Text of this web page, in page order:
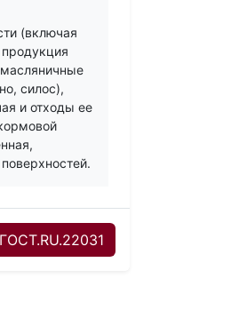
(включая
силос),
и отходы ее